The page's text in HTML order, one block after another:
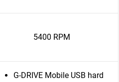
5400 RPM
G-DRIVE Mobile USB hard